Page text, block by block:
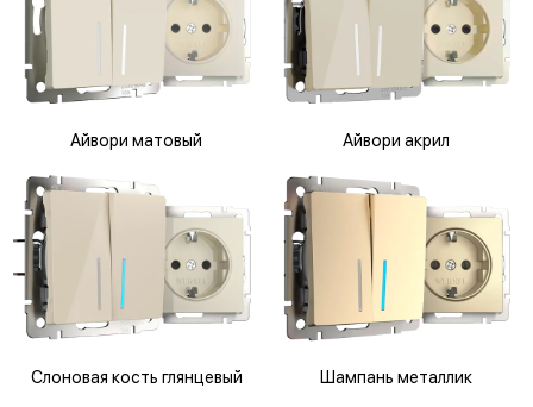
Айвори матовый Айвори акрил
Слоновая кость глянцевый Шампань металлик